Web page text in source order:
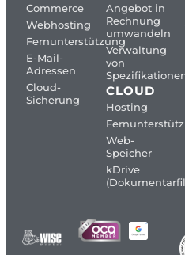
Commerce
Webhosting
Fernunterstützung
E-Mail-
Adressen
Cloud-
Sicherung
Angebot in
Rechnung
umwandeln
Verwaltung
von
CLOUD
Hosting
Web-
Speicher
kDrive